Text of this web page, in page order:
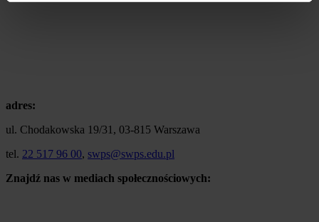
adres:
ul. Chodakowska 19/31, 03-815 Warszawa
tel. 22 517 96 00, swps@swps.edu.pl
Znajdź nas w mediach społecznościowych: